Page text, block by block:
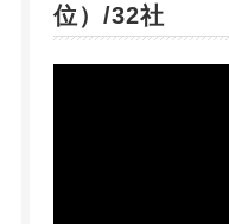
位）/32社